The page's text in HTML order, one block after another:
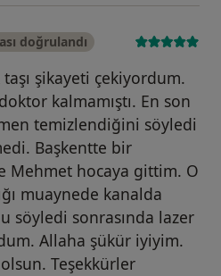
doğrulandı
şikayeti çekiyordum.
kalmamıştı. En son
temizlendiğini söyledi
Başkentte bir
Mehmet hocaya gittim. O
muaynede kanalda
söyledi sonrasında lazer
Allaha şükür iyiyim.
Teşekkürler